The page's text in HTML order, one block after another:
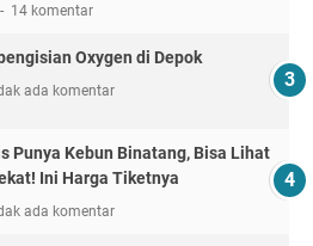
14 komentar
Oxygen di Depok
ada komentar
Punya Kebun Binatang, Bisa Lihat
Ini Harga Tiketnya
ada komentar